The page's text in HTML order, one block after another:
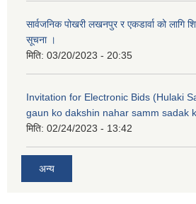
सार्वजनिक पोखरी लखनपुर र एकडार्वा को लागि
सूचना ।
मिति: 03/20/2023 - 20:35
Invitation for Electronic Bids (Hulaki
gaun ko dakshin nahar samm sadak
मिति: 02/24/2023 - 13:42
अन्य